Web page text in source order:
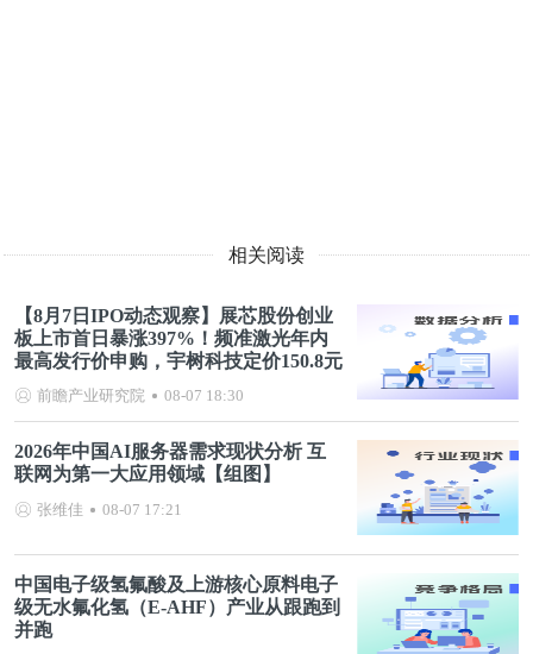
相关阅读
【8月7日IPO动态观察】展芯股份创业
板上市首日暴涨397%！频准激光年内
最高发行价申购，宇树科技定价150.8元
前瞻产业研究院 08-07 18:30
2026年中国AI服务器需求现状分析 互
联网为第一大应用领域【组图】
张维佳 08-07 17:21
中国电子级氢氟酸及上游核心原料电子
级无水氟化氢（E-AHF）产业从跟跑到
并跑